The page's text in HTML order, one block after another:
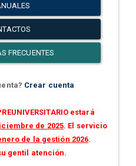
FRECUENTES
Crear cuenta
estará
de 2025. El servicio
de la gestión 2026.
gentil atención.